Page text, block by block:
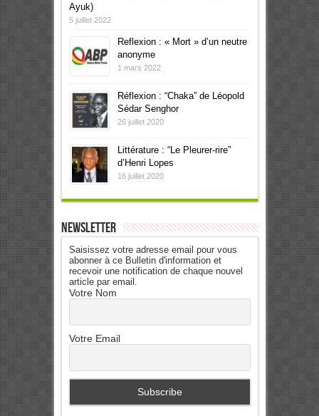
Ayuk)
5 juillet 2022
Reflexion : « Mort » d’un neutre
anonyme
1 mars 2022
Réflexion : “Chaka” de Léopold
Sédar Senghor
26 juillet 2020
Littérature : “Le Pleurer-rire”
d’Henri Lopes
16 juillet 2020
Newsletter
Saisissez votre adresse email pour vous
abonner à ce Bulletin d'information et
recevoir une notification de chaque nouvel
article par email.
Votre Nom
Votre Email